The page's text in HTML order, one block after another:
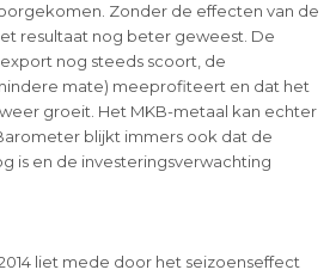
Zonder de effecten van de
resultaat nog beter geweest. De
nog steeds scoort, de
mate) meeprofiteert en dat het
groeit. Het MKB-metaal kan echter
blijkt immers ook dat de
is en de investeringsverwachting
liet mede door het seizoenseffect